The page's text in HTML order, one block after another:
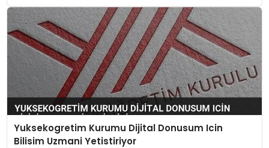
Yuksekogretim Kurumu Dijital Donusum Icin
Bilisim Uzmani Yetistiriyor